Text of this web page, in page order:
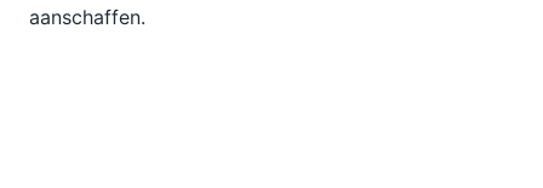
aanschaffen.